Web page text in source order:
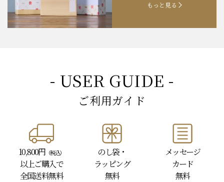
もっと見る
- USER GUIDE -
ご利用ガイド
10,800円 （税込）
以上ご購入で
全国送料無料
のし袋・
ラッピング
無料
メッセージ
カード
無料